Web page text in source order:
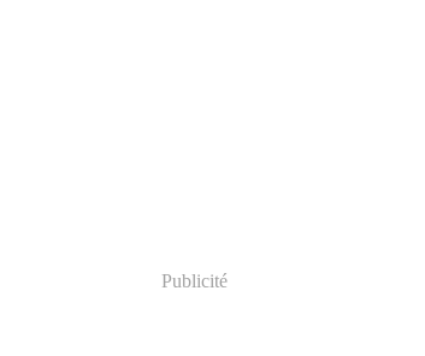
Publicité